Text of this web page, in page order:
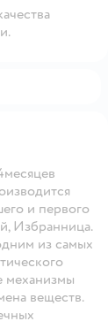
и первого
Избранница.
из самых
механизмы
веществ.